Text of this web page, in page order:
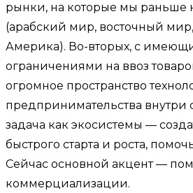
рынки, на которые мы раньше
(арабский мир, восточный
Америка). Во-вторых, с
ограничениями на ввоз
огромное пространство
предпринимательства внутри
задача как экосистемы —
быстрого старта и роста,
Сейчас основной акцент —
коммерциализации.